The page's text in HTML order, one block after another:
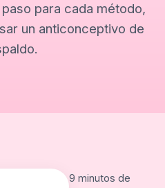
para cada método,
un anticonceptivo de
9 minutos de